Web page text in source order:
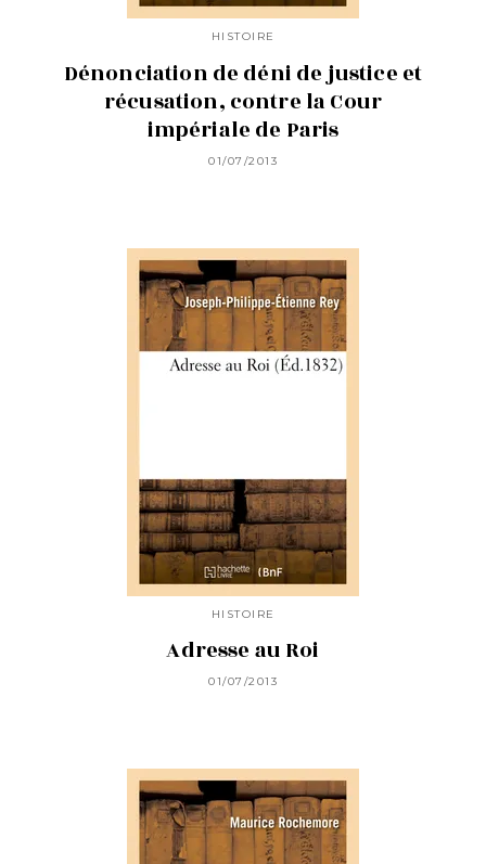
HISTOIRE
Dénonciation de déni de justice et
récusation, contre la Cour
impériale de Paris
01/07/2013
HISTOIRE
Adresse au Roi
01/07/2013